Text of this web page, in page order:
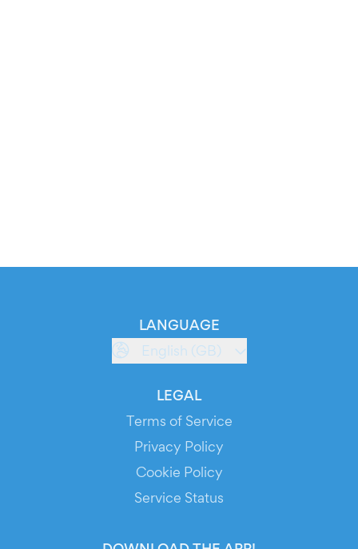
LANGUAGE
English (GB)
LEGAL
Terms of Service
Privacy Policy
Cookie Policy
Service Status